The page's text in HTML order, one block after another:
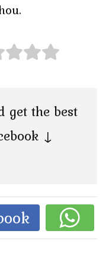
get the best
↓